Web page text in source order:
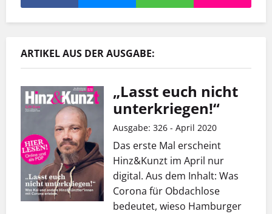
ARTIKEL AUS DER AUSGABE:
„Lasst euch nicht
unterkriegen!“
Ausgabe: 326 - April 2020
Das erste Mal erscheint
Hinz&Kunzt im April nur
digital. Aus dem Inhalt: Was
Corona für Obdachlose
bedeutet, wieso Hamburger